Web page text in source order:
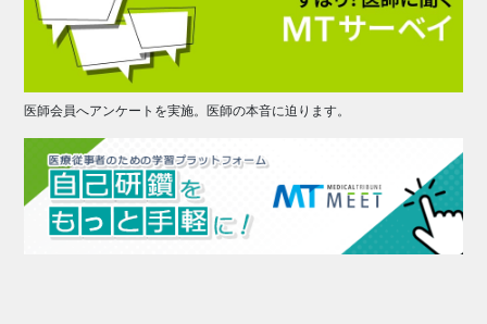
医師会員へアンケートを実施。医師の本音に迫ります。